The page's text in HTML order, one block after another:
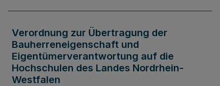
Verordnung zur Übertragung der
Bauherreneigenschaft und
Eigentümerverantwortung auf die
Hochschulen des Landes Nordrhein-
Westfalen